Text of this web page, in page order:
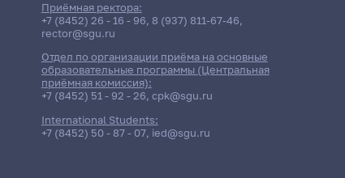
Приёмная ректора:
+7 (8452) 26 - 16 - 96, 8 (937) 811-67-46,
rector@sgu.ru
Отдел по организации приёма на основные
образовательные программы (Центральная
приёмная комиссия):
+7 (8452) 51 - 92 - 26, cpk@sgu.ru
International Students:
+7 (8452) 50 - 87 - 07, ied@sgu.ru